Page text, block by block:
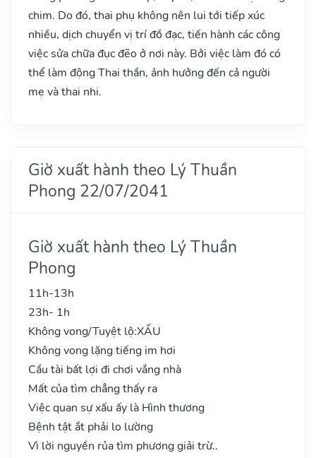
chim. Do đó, thai phụ không nên lui tới tiếp xúc
nhiều, dịch chuyển vị trí đồ đạc, tiến hành các công
việc sửa chữa đục đẽo ở nơi này. Bởi việc làm đó có
thể làm động Thai thần, ảnh hưởng đến cả người
mẹ và thai nhi.
Giờ xuất hành theo Lý Thuần
Phong 22/07/2041
Giờ xuất hành theo Lý Thuần
Phong
11h-13h
23h- 1h
Không vong/Tuyệt lộ:XẤU
Không vong lặng tiếng im hơi
Cầu tài bất lợi đi chơi vắng nhà
Mất của tìm chẳng thấy ra
Việc quan sự xấu ấy là Hình thương
Bệnh tật ắt phải lo lường
Vì lời nguyền rủa tìm phương giải trừ..